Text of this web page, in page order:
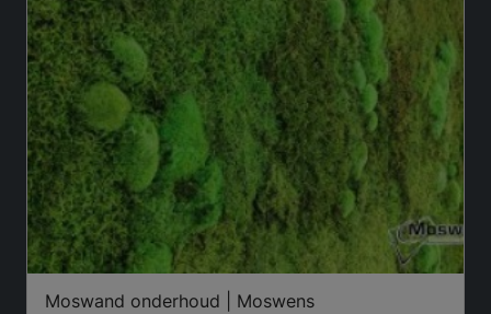
Moswand onderhoud | Moswens